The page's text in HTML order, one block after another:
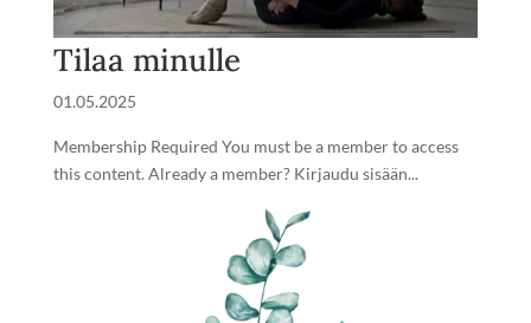
Tilaa minulle
01.05.2025
Membership Required You must be a member to access
this content. Already a member? Kirjaudu sisään...